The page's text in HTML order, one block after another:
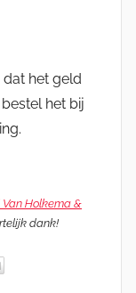
het geld
het bij
Holkema &
dank!